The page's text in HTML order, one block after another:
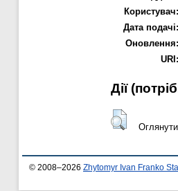
Користувач:
Дата подачі:
Оновлення:
URI:
Дії
© 2008–2026 Zhytomyr Ivan Franko